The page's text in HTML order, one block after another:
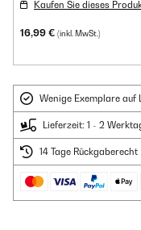
Kaufen Sie dieses
16,99 € (inkl. MwSt.)
Wenige Exemplare auf
Lieferzeit: 1 - 2
14 Tage Rückgaberecht